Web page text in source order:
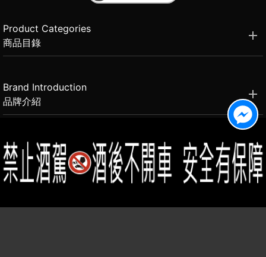
Product Categories
商品目錄
Brand Introduction
品牌介紹
Member Center
會員中心